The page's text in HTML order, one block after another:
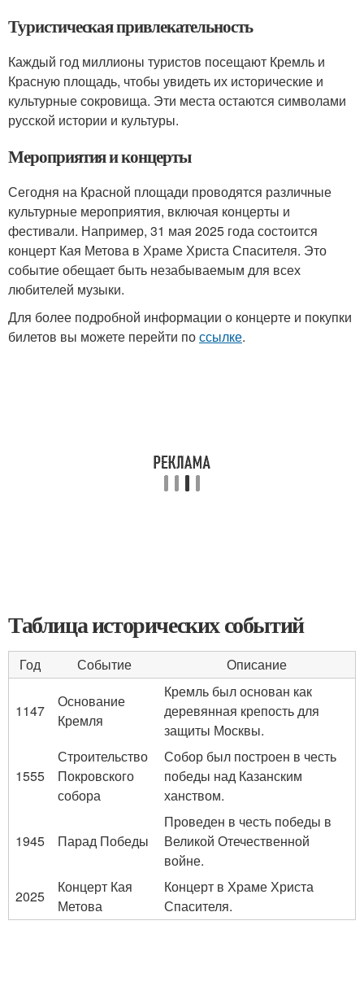
Туристическая привлекательность
Каждый год миллионы туристов посещают Кремль и
Красную площадь, чтобы увидеть их исторические и
культурные сокровища. Эти места остаются символами
русской истории и культуры.
Мероприятия и концерты
Сегодня на Красной площади проводятся различные
культурные мероприятия, включая концерты и
фестивали. Например, 31 мая 2025 года состоится
концерт Кая Метова в Храме Христа Спасителя. Это
событие обещает быть незабываемым для всех
любителей музыки.
Для более подробной информации о концерте и покупки
билетов вы можете перейти поссылке.
Таблица исторических событий
Год Событие Описание
1147
Основание
Кремля
Кремль был основан как
деревянная крепость для
защиты Москвы.
1555
Строительство
Покровского
собора
Собор был построен в честь
победы над Казанским
ханством.
1945 Парад Победы
Проведен в честь победы в
Великой Отечественной
войне.
2025
Концерт Кая
Метова
Концерт в Храме Христа
Спасителя.